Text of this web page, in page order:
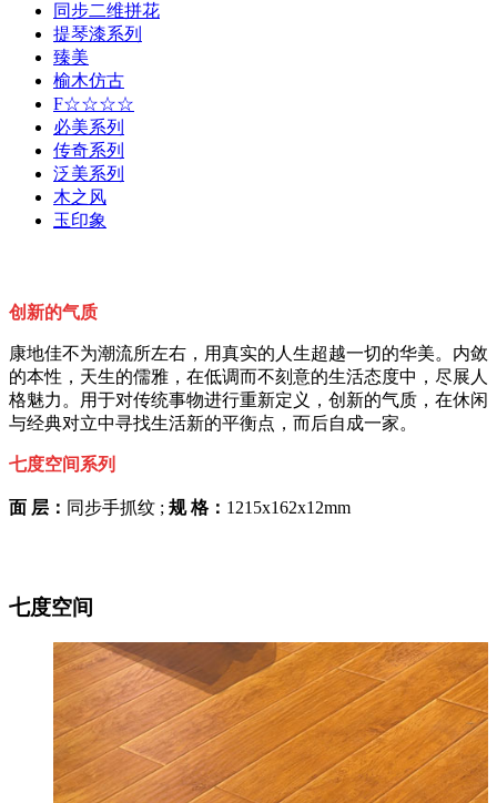
同步二维拼花
提琴漆系列
臻美
榆木仿古
F☆☆☆☆
必美系列
传奇系列
泛美系列
木之风
玉印象
创新的气质
康地佳不为潮流所左右，用真实的人生超越一切的华美。内敛
的本性，天生的儒雅，在低调而不刻意的生活态度中，尽展人
格魅力。用于对传统事物进行重新定义，创新的气质，在休闲
与经典对立中寻找生活新的平衡点，而后自成一家。
七度空间系列
面 层： 同步手抓纹 ; 规 格： 1215x162x12mm
七度空间